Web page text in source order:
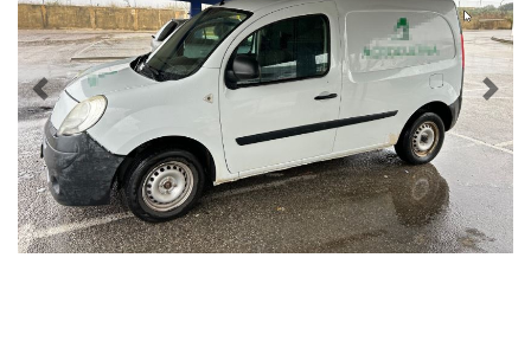
Previous